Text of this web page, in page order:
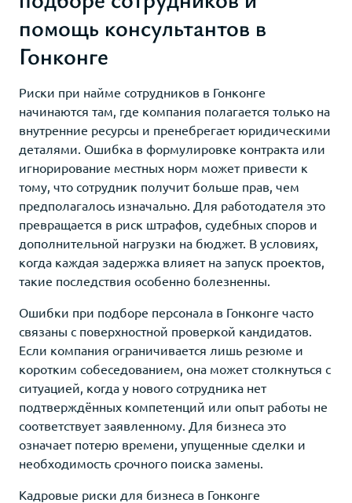
помощь консультантов в
Гонконге
Риски при найме сотрудников в Гонконге
начинаются там, где компания полагается только на
внутренние ресурсы и пренебрегает юридическими
деталями. Ошибка в формулировке контракта или
игнорирование местных норм может привести к
тому, что сотрудник получит больше прав, чем
предполагалось изначально. Для работодателя это
превращается в риск штрафов, судебных споров и
дополнительной нагрузки на бюджет. В условиях,
когда каждая задержка влияет на запуск проектов,
такие последствия особенно болезненны.
Ошибки при подборе персонала в Гонконге часто
связаны с поверхностной проверкой кандидатов.
Если компания ограничивается лишь резюме и
коротким собеседованием, она может столкнуться с
ситуацией, когда у нового сотрудника нет
подтверждённых компетенций или опыт работы не
соответствует заявленному. Для бизнеса это
означает потерю времени, упущенные сделки и
необходимость срочного поиска замены.
Кадровые риски для бизнеса в Гонконге